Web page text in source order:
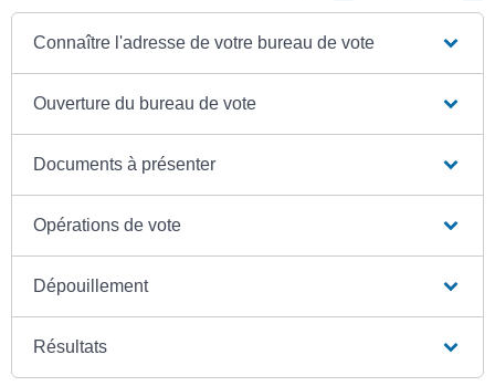
Connaître l'adresse de votre bureau de vote
Ouverture du bureau de vote
Documents à présenter
Opérations de vote
Dépouillement
Résultats